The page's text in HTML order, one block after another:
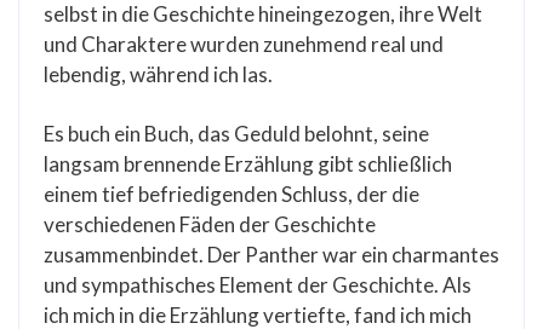
selbst in die Geschichte hineingezogen, ihre Welt
und Charaktere wurden zunehmend real und
lebendig, während ich las.
Es buch ein Buch, das Geduld belohnt, seine
langsam brennende Erzählung gibt schließlich
einem tief befriedigenden Schluss, der die
verschiedenen Fäden der Geschichte
zusammenbindet. Der Panther war ein charmantes
und sympathisches Element der Geschichte. Als
ich mich in die Erzählung vertiefte, fand ich mich